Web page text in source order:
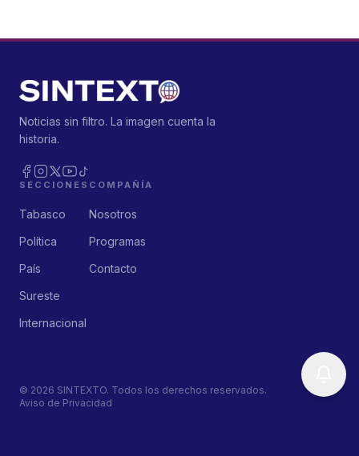
Noticias sin filtro. La imagen cuenta la
historia.
SECCIONES
Tabasco
Política
País
Sureste
Internacional
COMPAÑÍA
Nosotros
Programas
Contacto
© 2026 SINTEXTO. Todos los derechos reservados.
Aviso de Privacidad